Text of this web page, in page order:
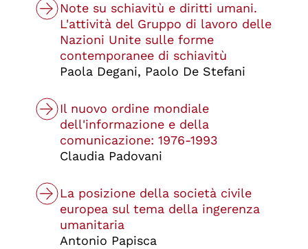
Note su schiavitù e diritti umani.
L'attività del Gruppo di lavoro delle
Nazioni Unite sulle forme
contemporanee di schiavitù
Paola Degani, Paolo De Stefani
Il nuovo ordine mondiale
dell'informazione e della
comunicazione: 1976-1993
Claudia Padovani
La posizione della società civile
europea sul tema della ingerenza
umanitaria
Antonio Papisca